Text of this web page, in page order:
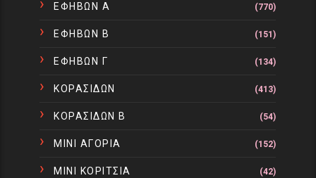
ΕΦΗΒΩΝ Α (770)
ΕΦΗΒΩΝ Β (151)
ΕΦΗΒΩΝ Γ (134)
ΚΟΡΑΣΙΔΩΝ (413)
ΚΟΡΑΣΙΔΩΝ Β (54)
ΜΙΝΙ ΑΓΟΡΙΑ (152)
ΜΙΝΙ ΚΟΡΙΤΣΙΑ (42)